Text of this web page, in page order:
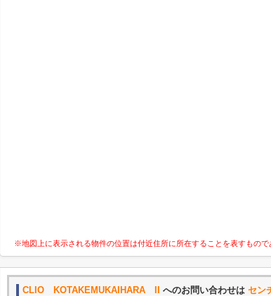
※地図上に表示される物件の位置は付近住所に所在することを表すもの
CLIO KOTAKEMUKAIHARA II へのお問い合わせは セン